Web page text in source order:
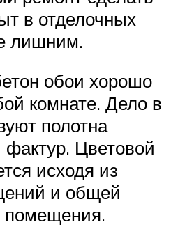
в отделочных
лишним.
обои хорошо
комнате. Дело в
полотна
Цветовой
исходя из
и общей
помещения.